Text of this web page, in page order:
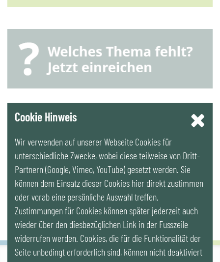
YouTube
LinkedIn
Newsletter
Cookie Hinweis
Wir verwenden auf unserer Webseite Cookies für
unterschiedliche Zwecke, wobei diese teilweise von Dritt-
Partnern (Google, Vimeo, YouTube) gesetzt werden. Sie
können dem Einsatz dieser Cookies hier direkt zustimmen
oder vorab eine persönliche Auswahl treffen.
Zustimmungen für Cookies können später jederzeit auch
wieder über den diesbezüglichen Link in der Fusszeile
widerrufen werden. Cookies, die für die Funktionalität der
Seite unbedingt erforderlich sind, können nicht deaktiviert